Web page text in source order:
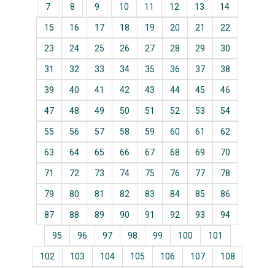
7 8 9 10 11 12 13 14
15 16 17 18 19 20 21 22
23 24 25 26 27 28 29 30
31 32 33 34 35 36 37 38
39 40 41 42 43 44 45 46
47 48 49 50 51 52 53 54
55 56 57 58 59 60 61 62
63 64 65 66 67 68 69 70
71 72 73 74 75 76 77 78
79 80 81 82 83 84 85 86
87 88 89 90 91 92 93 94
95 96 97 98 99 100 101
102 103 104 105 106 107 108